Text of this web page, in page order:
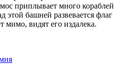
приплывает много кораблей
этой башней развевается флаг
мимо, видят его издалека.